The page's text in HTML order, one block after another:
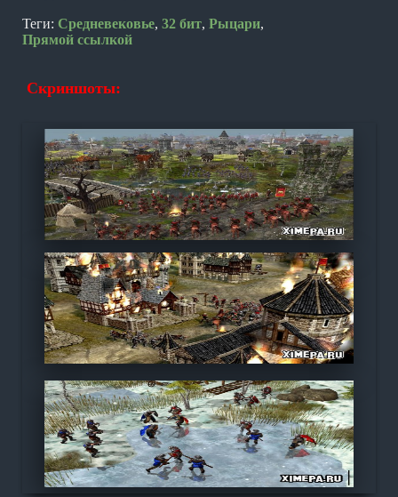
Теги: Средневековье, 32 бит, Рыцари,
Прямой ссылкой
Скриншоты: